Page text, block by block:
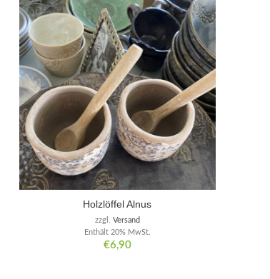
Holzlöffel Alnus
€6,90
Enthält 20% MwSt.
zzgl. Versand